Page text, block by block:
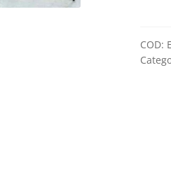
120
x
t
e
COD: